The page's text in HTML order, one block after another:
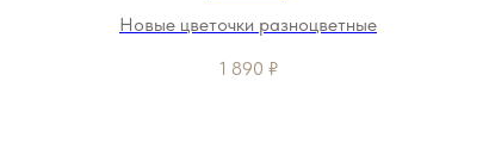
Новые цветочки разноцветные
1 890 ₽